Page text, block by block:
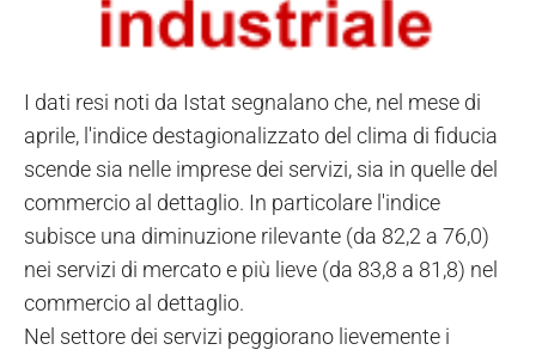
I dati resi noti da Istat segnalano che, nel mese di
aprile, l'indice destagionalizzato del clima di fiducia
scende sia nelle imprese dei servizi, sia in quelle del
commercio al dettaglio. In particolare l'indice
subisce una diminuzione rilevante (da 82,2 a 76,0)
nei servizi di mercato e più lieve (da 83,8 a 81,8) nel
commercio al dettaglio.
Nel settore dei servizi peggiorano lievemente i